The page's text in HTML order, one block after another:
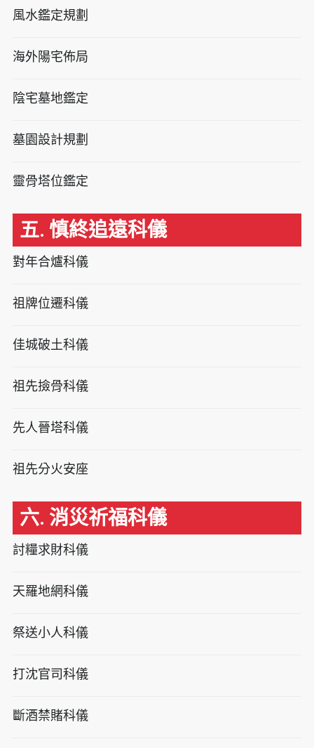
風水鑑定規劃
海外陽宅佈局
陰宅墓地鑑定
墓園設計規劃
靈骨塔位鑑定
五. 慎終追遠科儀
對年合爐科儀
祖牌位遷科儀
佳城破土科儀
祖先撿骨科儀
先人晉塔科儀
祖先分火安座
六. 消災祈福科儀
討糧求財科儀
天羅地網科儀
祭送小人科儀
打沈官司科儀
斷酒禁賭科儀